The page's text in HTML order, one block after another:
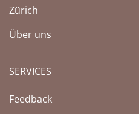
Zürich
Über uns
SERVICES
Feedback